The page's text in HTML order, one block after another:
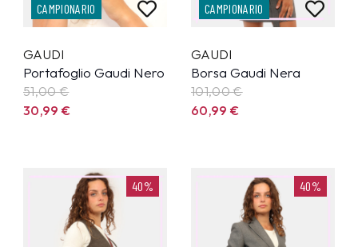
CAMPIONARIO
GAUDI
Portafoglio Gaudi Nero
51,00 €
30,99€
CAMPIONARIO
GAUDI
Borsa Gaudi Nera
101,00 €
60,99€
40% 40%